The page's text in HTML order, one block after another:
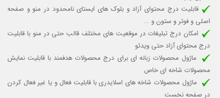
قابلیت درج محتوای آزاد و بلوک های ایستای نامحدود در منو و صفحه
اصلی و فوتر و ستون و ...
امکان درج تبلیغات در موقعیت های مختلف قالب حتی در منو با قابلیت
درج محتوای آزاد حتی ویدئو
ماژول محصولات زبانه ای برای درج محصولات هدفمند با قابلیت نمایش
محصولات شاخه ای خاص
ماژول محصولات شاخه های اسلایدری با قابلیت فعال و یا غیر فعال کردن
در صفحه نخست